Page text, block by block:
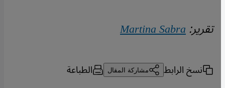
تقرير:Martina Sabra
نسخ الرابط مشاركة المقال الطباعة